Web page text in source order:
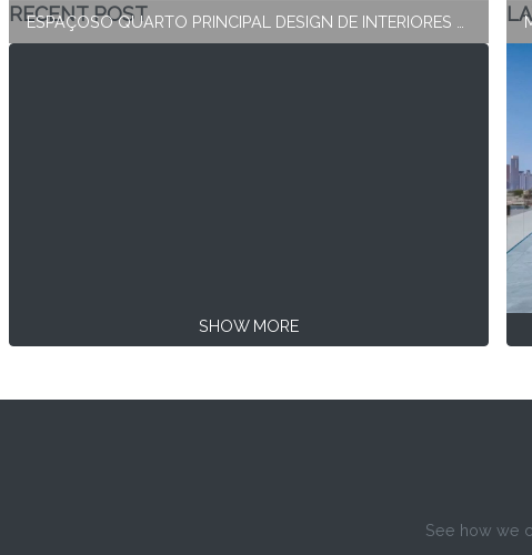
RECENT POST
SHOW MORE
See how we